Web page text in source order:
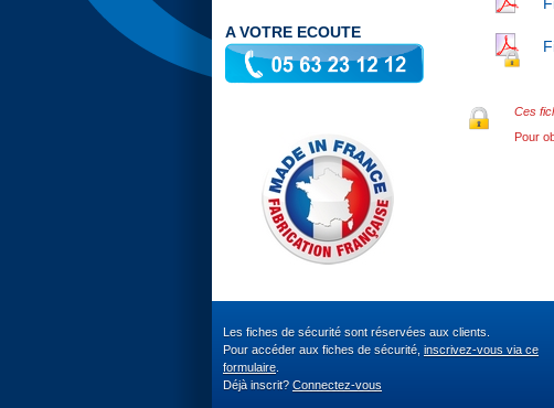
A VOTRE ECOUTE
Ces
Pour
Les fiches de sécurité sont réservées aux clients.
Pour accéder aux fiches de sécurité, inscrivez-vous via ce
formulaire
Déjà inscrit? Connectez-vous